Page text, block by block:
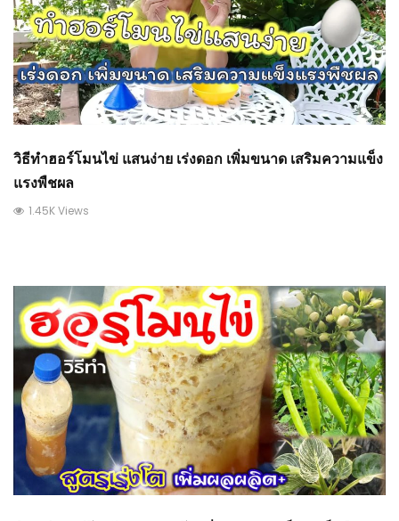
วิธีทำฮอร์โมนไข่ แสนง่าย เร่งดอก เพิ่มขนาด เสริมความแข็ง
แรงพืชผล
1.45K Views